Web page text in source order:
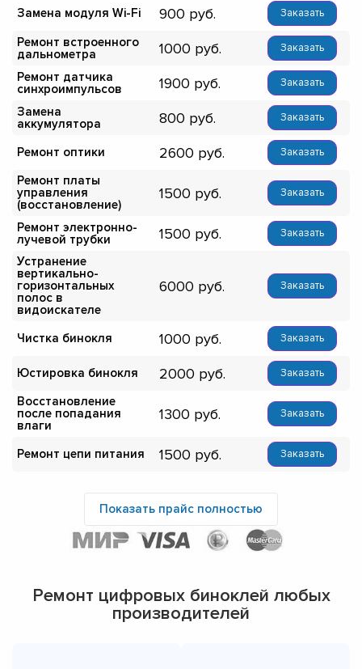
Замена модуля Wi-Fi 900 Заказать
Ремонт встроенного
дальнометра
1000 Заказать
Ремонт датчика
синхроимпульсов
1900 Заказать
Замена
аккумулятора
800 Заказать
Ремонт оптики 2600 Заказать
Ремонт платы
управления
(восстановление)
1500 Заказать
Ремонт электронно-
лучевой трубки
1500 Заказать
Устранение
вертикально-
горизонтальных
полос в
видоискателе
6000 Заказать
Чистка бинокля 1000 Заказать
Юстировка бинокля 2000 Заказать
Восстановление
после попадания
влаги
1300 Заказать
Ремонт цепи питания 1500 Заказать
Показать прайс полностью
Ремонт цифровых биноклей любых
производителей